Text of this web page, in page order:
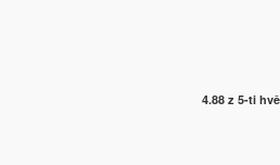
4.88 z 5-ti